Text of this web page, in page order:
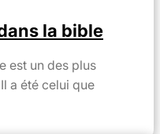
la bible
est un des plus
a été celui que